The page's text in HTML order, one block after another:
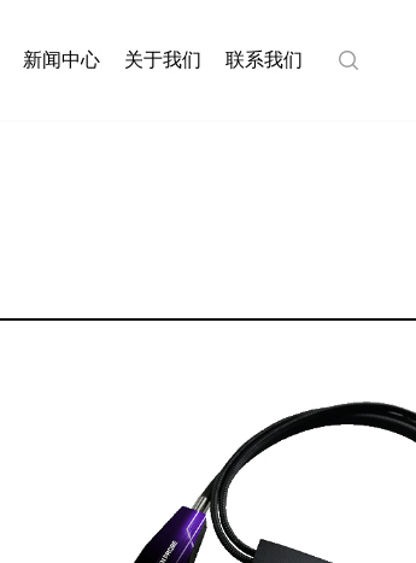
新闻中心 关于我们 联系我们